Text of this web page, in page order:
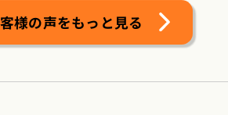
様の声をもっと見る